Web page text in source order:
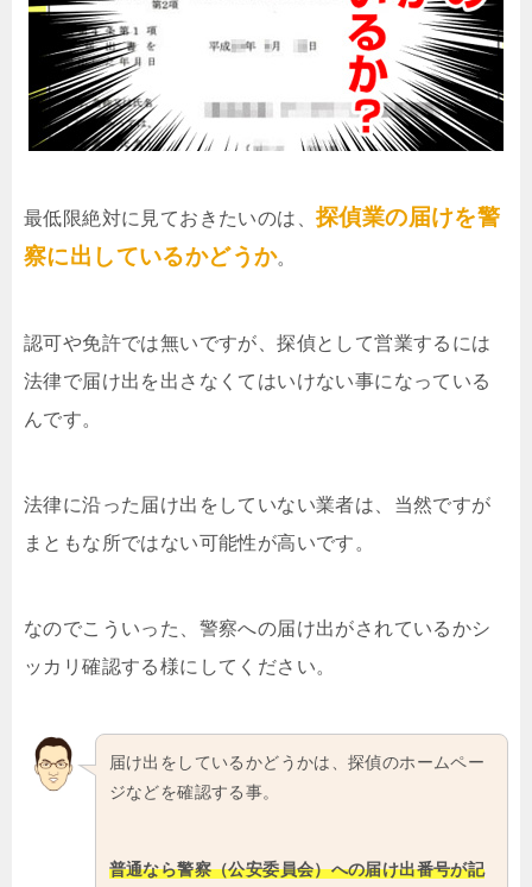
最低限絶対に見ておきたいのは、 探偵業の届けを警
察に出しているかどうか。
認可や免許では無いですが、探偵として営業するには
法律で届け出を出さなくてはいけない事になっている
んです。
法律に沿った届け出をしていない業者は、当然ですが
まともな所ではない可能性が高いです。
なのでこういった、警察への届け出がされているかシ
ッカリ確認する様にしてください。
届け出をしているかどうかは、探偵のホームペー
ジなどを確認する事。
普通なら警察（公安委員会）への届け出番号が記